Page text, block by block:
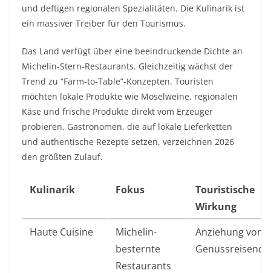
und deftigen regionalen Spezialitäten. Die Kulinarik ist
ein massiver Treiber für den Tourismus.
Das Land verfügt über eine beeindruckende Dichte an
Michelin-Stern-Restaurants. Gleichzeitig wächst der
Trend zu “Farm-to-Table”-Konzepten. Touristen
möchten lokale Produkte wie Moselweine, regionalen
Käse und frische Produkte direkt vom Erzeuger
probieren. Gastronomen, die auf lokale Lieferketten
und authentische Rezepte setzen, verzeichnen 2026
den größten Zulauf.
Kulinarik Fokus
Touristische
Wirkung
Haute Cuisine
Michelin-
besternte
Restaurants
Anziehung von